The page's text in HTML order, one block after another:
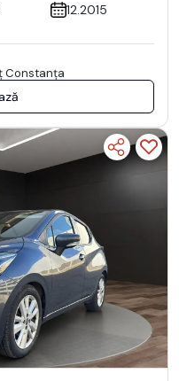
12.2015
Constanţa